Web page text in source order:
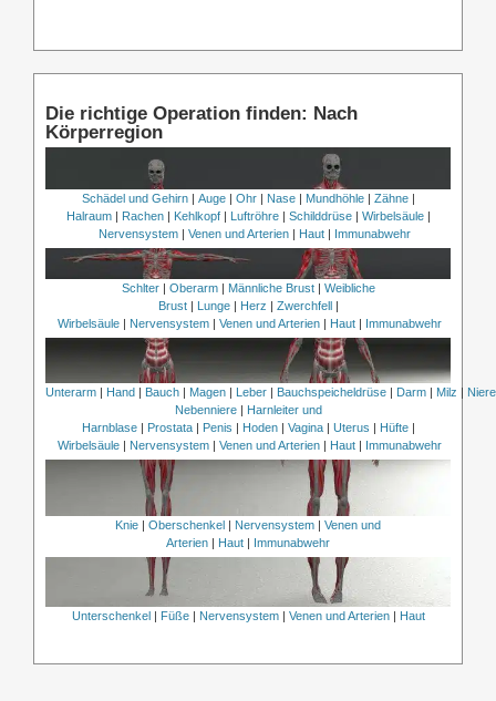
Die richtige Operation finden: Nach
Körperregion
Schädel und Gehirn| Auge| Ohr| Nase| Mundhöhle| Zähne|
Halraum| Rachen| Kehlkopf| Luftröhre| Schilddrüse| Wirbelsäule|
Nervensystem | Venen und Arterien | Haut | Immunabwehr
Schlter| Oberarm| Männliche Brust| Weibliche
Brust| Lunge| Herz Zwerchfell
Wirbelsäule
Nervensystem Venen und Arterien Haut Immunabwehr
Unterarm| Hand Bauch| Magen| Leber| Bauchspeicheldrüse| Darm| Milz
Nebenniere|
Harnleiter und
Harnblase| Prostata| Penis Hoden| Vagina| Uterus Hüfte|
Wirbelsäule
Nervensystem Venen und Arterien Haut Immunabwehr
Knie | Oberschenkel | Nervensystem | Venen und
Arterien | Haut | Immunabwehr
Unterschenkel| Füße| Nervensystem| Venen und Arterien| Haut